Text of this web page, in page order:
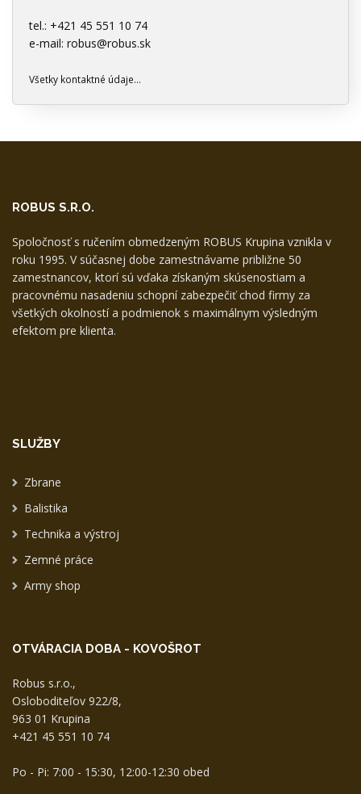
tel.: +421 45 551 10 74
e-mail: robus@robus.sk
Všetky kontaktné údaje...
ROBUS S.R.O.
Spoločnosť s ručením obmedzeným ROBUS Krupina vznikla v
roku 1995. V súčasnej dobe zamestnávame približne 50
zamestnancov, ktorí sú vďaka získaným skúsenostiam a
pracovnému nasadeniu schopní zabezpečiť chod firmy za
všetkých okolností a podmienok s maximálnym výsledným
efektom pre klienta.
SLUŽBY
Zbrane
Balistika
Technika a výstroj
Zemné práce
Army shop
OTVÁRACIA DOBA - KOVOŠROT
Robus s.r.o.,
Osloboditeľov 922/8,
963 01 Krupina
+421 45 551 10 74
Po - Pi: 7:00 - 15:30, 12:00-12:30 obed